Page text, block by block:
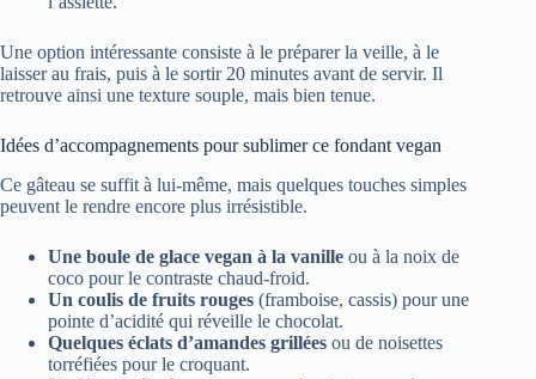
Une option intéressante consiste à le préparer la veille, à le
laisser au frais, puis à le sortir 20 minutes avant de servir. Il
retrouve ainsi une texture souple, mais bien tenue.
Idées d’accompagnements pour sublimer ce fondant vegan
Ce gâteau se suffit à lui-même, mais quelques touches simples
peuvent le rendre encore plus irrésistible.
Une boule de glace vegan à la vanille ou à la noix de
coco pour le contraste chaud-froid.
Un coulis de fruits rouges (framboise, cassis) pour une
pointe d’acidité qui réveille le chocolat.
Quelques éclats d’amandes grillées ou de noisettes
torréfiées pour le croquant.